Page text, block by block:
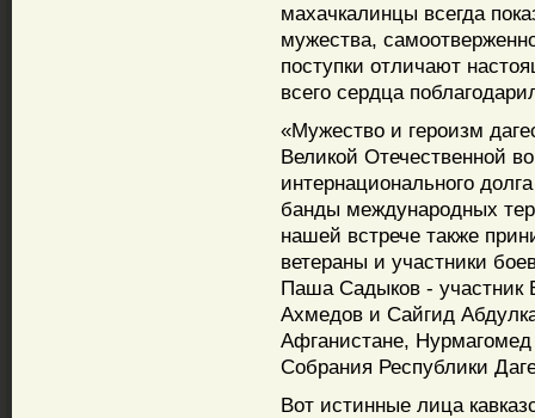
махачкалинцы всегда
мужества,
поступки отличают
всего сердца
«Мужество и героизм
Великой Отечественной
интернационального
банды международных
нашей встрече также
ветераны и участники
Паша Садыков - участник
Ахмедов и Сайгид
Афганистане,
Собрания Республики
Вот истинные лица